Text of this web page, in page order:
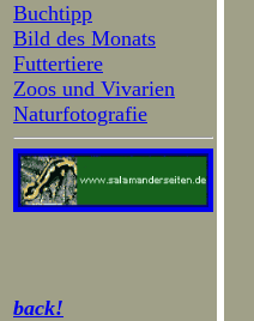
Buchtipp
Bild des Monats
Futtertiere
Zoos und Vivarien
Naturfotografie
back!